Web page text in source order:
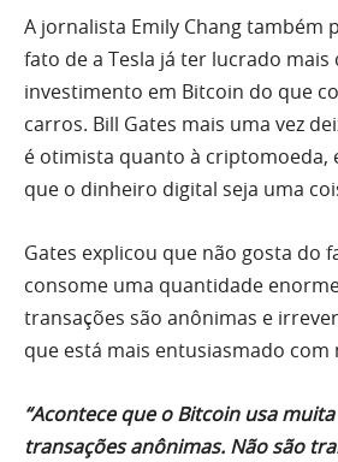
A jornalista Emily Chang também
fato de a Tesla já ter lucrado mais
investimento em Bitcoin do que
carros. Bill Gates mais uma vez
é otimista quanto à criptomoeda,
que o dinheiro digital seja uma
Gates explicou que não gosta do
consome uma quantidade
transações são anônimas e
que está mais entusiasmado com
“Acontece que o Bitcoin usa
transações anônimas. Não são